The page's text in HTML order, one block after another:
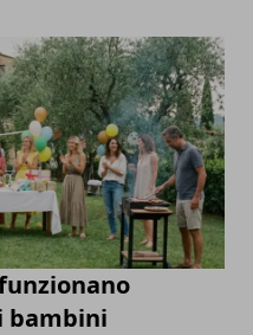
bambini